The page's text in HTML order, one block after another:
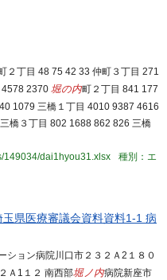
２丁目 48 75 42 33 仲町３丁目 271
2370 堀の内町２丁目 841 177
1079 三橋１丁目 4010 9387 4616
橋３丁目 802 1688 862 826 三橋
149034/dai1hyou31.xlsx
種別：エ
県医療審議会資料資料1-1 病
ション病院川口市２３２Ａ2１８０
Ａ1１２ 南西部堀ノ内病院新座市